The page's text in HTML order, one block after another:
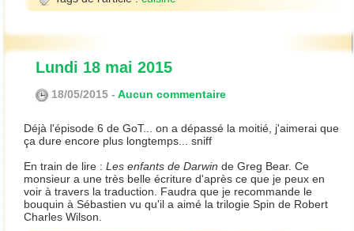
Lundi 18 mai 2015
18/05/2015 -Aucun commentaire
Déjà l'épisode 6 de GoT... on a dépassé la moitié, j'aimerai que
ça dure encore plus longtemps... sniff
En train de lire :Les enfants de Darwin de Greg Bear. Ce
monsieur a une très belle écriture d'après ce que je peux en
voir à travers la traduction. Faudra que je recommande le
bouquin à Sébastien vu qu'il a aimé la trilogie Spin de Robert
Charles Wilson.